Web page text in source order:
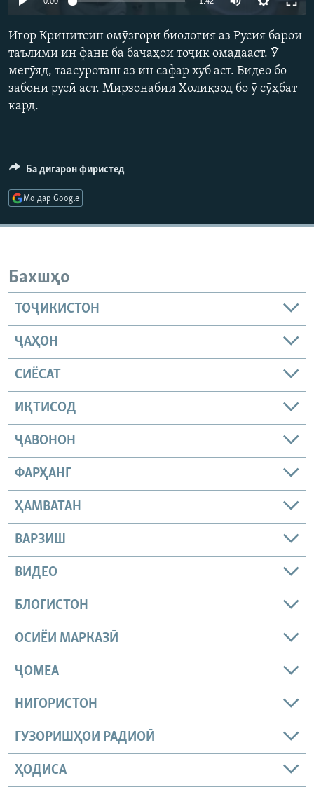
ГУЗОРИШҲОИ РАДИОӢ
ПАЙГИРӢ КУНЕД
Игор Кринитсин омӯзгори биология аз Русия барои
таълими ин фанн ба бачаҳои тоҷик омадааст. Ӯ
мегӯяд, таасуроташ аз ин сафар хуб аст. Видео бо
забони русӣ аст. Мирзонабии Холиқзод бо ӯ сӯҳбат
кард.
Ба дигарон фиристед
Мо дар Google
Бахшҳо
ТОҶИКИСТОН
ҶАҲОН
СИЁСАТ
ИҚТИСОД
ҶАВОНОН
ФАРҲАНГ
ҲАМВАТАН
ВАРЗИШ
ВИДЕО
БЛОГИСТОН
ОСИЁИ МАРКАЗӢ
ҶОМEА
НИГОРИСТОН
ГУЗОРИШҲОИ РАДИОӢ
ҲОДИСА